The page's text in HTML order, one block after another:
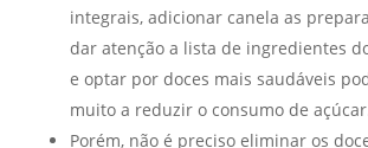
integrais, adicionar canela as
dar atenção a lista de ingredientes
e optar por doces mais saudáveis
muito a reduzir o consumo de
Porém, não é preciso eliminar os